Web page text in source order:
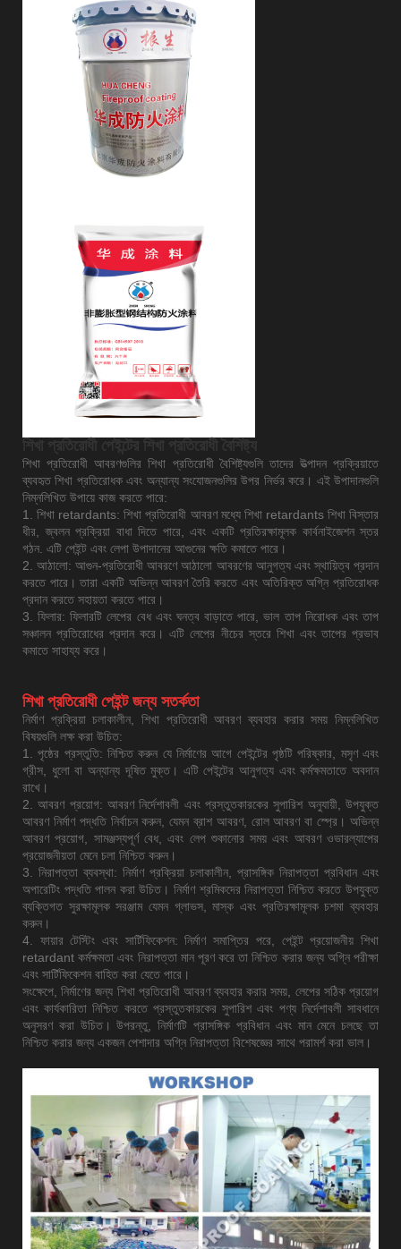
শিখা প্রতিরোধী আবরণগুলির শিখা প্রতিরোধী বৈশিষ্ট্যগুলি তাদের উত্পাদন প্রক্রিয়াতে
ব্যবহৃত শিখা প্রতিরোধক এবং অন্যান্য সংযোজনগুলির উপর নির্ভর করে। এই উপাদানগুলি
নিম্নলিখিত উপায়ে কাজ করতে পারে:
1. শিখা retardants: শিখা প্রতিরোধী আবরণ মধ্যে শিখা retardants শিখা বিস্তার
ধীর, জ্বলন প্রক্রিয়া বাধা দিতে পারে, এবং একটি প্রতিরক্ষামূলক কার্বনাইজেশন স্তর
গঠন. এটি পেইন্ট এবং লেপা উপাদানের আগুনের ক্ষতি কমাতে পারে।
2. আঠালো: আগুন-প্রতিরোধী আবরণে আঠালো আবরণের আনুগত্য এবং স্থায়িত্ব প্রদান
করতে পারে। তারা একটি অভিন্ন আবরণ তৈরি করতে এবং অতিরিক্ত অগ্নি প্রতিরোধক
প্রদান করতে সহায়তা করতে পারে।
3. ফিলার: ফিলারটি লেপের বেধ এবং ঘনত্ব বাড়াতে পারে, ভাল তাপ নিরোধক এবং তাপ
সঞ্চালন প্রতিরোধের প্রদান করে। এটি লেপের নীচের স্তরে শিখা এবং তাপের প্রভাব
কমাতে সাহায্য করে।
শিখা প্রতিরোধী পেইন্ট জন্য সতর্কতা
নির্মাণ প্রক্রিয়া চলাকালীন, শিখা প্রতিরোধী আবরণ ব্যবহার করার সময় নিম্নলিখিত
বিষয়গুলি লক্ষ করা উচিত:
1. পৃষ্ঠের প্রস্তুতি: নিশ্চিত করুন যে নির্মাণের আগে পেইন্টের পৃষ্ঠটি পরিষ্কার, মসৃণ এবং
গ্রীস, ধুলো বা অন্যান্য দূষিত মুক্ত। এটি পেইন্টের আনুগত্য এবং কর্মক্ষমতাতে অবদান
রাখে।
2. আবরণ প্রয়োগ: আবরণ নির্দেশাবলী এবং প্রস্তুতকারকের সুপারিশ অনুযায়ী, উপযুক্ত
আবরণ নির্মাণ পদ্ধতি নির্বাচন করুন, যেমন ব্রাশ আবরণ, রোল আবরণ বা স্প্রে। অভিন্ন
আবরণ প্রয়োগ, সামঞ্জস্যপূর্ণ বেধ, এবং লেপ শুকানোর সময় এবং আবরণ ওভারল্যাপের
প্রয়োজনীয়তা মেনে চলা নিশ্চিত করুন।
3. নিরাপত্তা ব্যবস্থা: নির্মাণ প্রক্রিয়া চলাকালীন, প্রাসঙ্গিক নিরাপত্তা প্রবিধান এবং
অপারেটিং পদ্ধতি পালন করা উচিত। নির্মাণ শ্রমিকদের নিরাপত্তা নিশ্চিত করতে উপযুক্ত
ব্যক্তিগত সুরক্ষামূলক সরঞ্জাম যেমন গ্লাভস, মাস্ক এবং প্রতিরক্ষামূলক চশমা ব্যবহার
করুন।
4. ফায়ার টেস্টিং এবং সার্টিফিকেশন: নির্মাণ সমাপ্তির পরে, পেইন্ট প্রয়োজনীয় শিখা
retardant কর্মক্ষমতা এবং নিরাপত্তা মান পূরণ করে তা নিশ্চিত করার জন্য অগ্নি পরীক্ষা
এবং সার্টিফিকেশন বাহিত করা যেতে পারে।
সংক্ষেপে, নির্মাণের জন্য শিখা প্রতিরোধী আবরণ ব্যবহার করার সময়, লেপের সঠিক প্রয়োগ
এবং কার্যকারিতা নিশ্চিত করতে প্রস্তুতকারকের সুপারিশ এবং পণ্য নির্দেশাবলী সাবধানে
অনুসরণ করা উচিত। উপরন্তু, নির্মাণটি প্রাসঙ্গিক প্রবিধান এবং মান মেনে চলছে তা
নিশ্চিত করার জন্য একজন পেশাদার অগ্নি নিরাপত্তা বিশেষজ্ঞের সাথে পরামর্শ করা ভাল।